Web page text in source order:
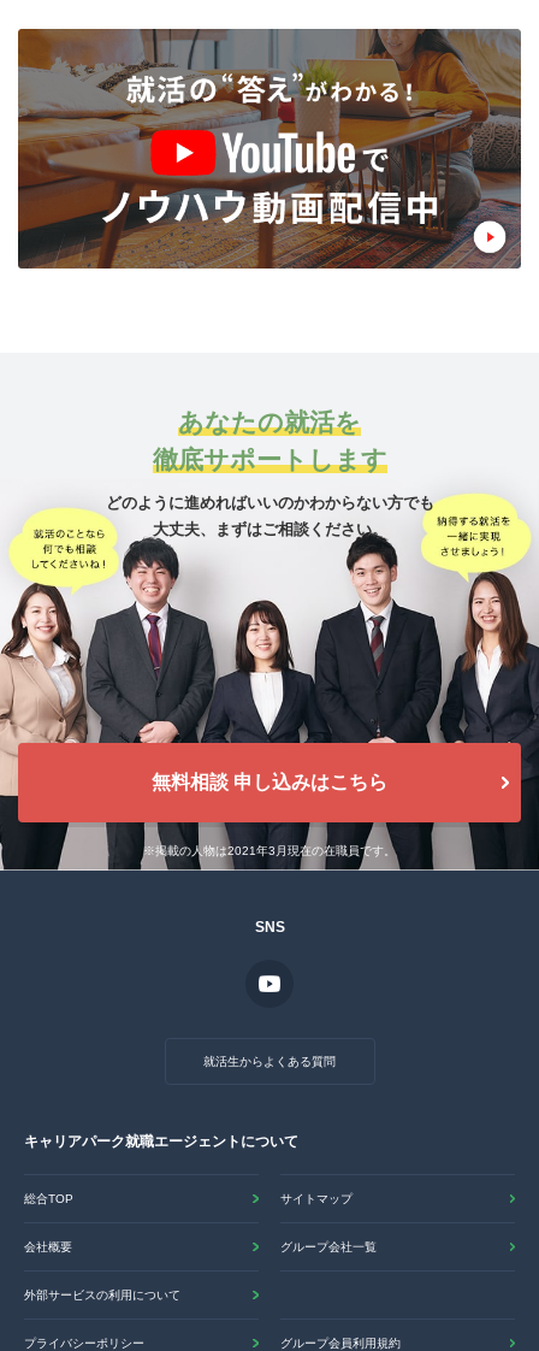
あなたの就活を
徹底サポートします
どのように進めればいいのかわからない方でも
大丈夫、
まずはご相談ください。
無料相談 申し込みはこちら
※掲載の人物は2021年3月現在の在職員です。
SNS
就活生からよくある質問
キャリアパーク就職エージェントについて
総合TOP サイトマップ
会社概要 グループ会社一覧
外部サービスの利用について
プライバシーポリシー グループ会員利用規約